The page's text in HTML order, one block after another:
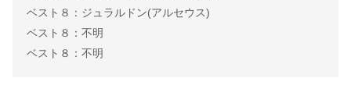
ベスト８：ジュラルドン(アルセウス)
ベスト８：不明
ベスト８：不明